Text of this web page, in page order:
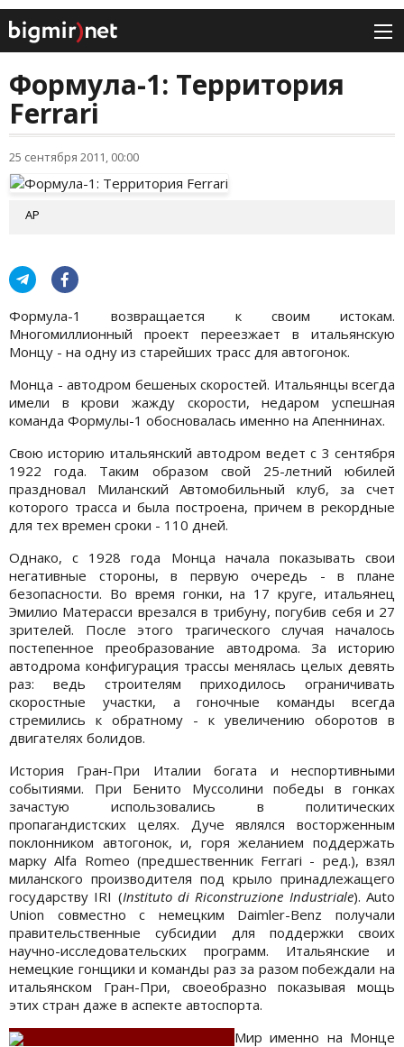
Формула-1: Территория
Ferrari
25 сентября 2011, 00:00
AP
Формула-1 возвращается к своим истокам.
Многомиллионный проект переезжает в итальянскую
Монцу - на одну из старейших трасс для автогонок.
Монца - автодром бешеных скоростей. Итальянцы всегда
имели в крови жажду скорости, недаром успешная
команда Формулы-1 обосновалась именно на Апеннинах.
Свою историю итальянский автодром ведет с 3 сентября
1922 года. Таким образом свой 25-летний юбилей
праздновал Миланский Автомобильный клуб, за счет
которого трасса и была построена, причем в рекордные
для тех времен сроки - 110 дней.
Однако, с 1928 года Монца начала показывать свои
негативные стороны, в первую очередь - в плане
безопасности. Во время гонки, на 17 круге, итальянец
Эмилио Матерасси врезался в трибуну, погубив себя и 27
зрителей. После этого трагического случая началось
постепенное преобразование автодрома. За историю
автодрома конфигурация трассы менялась целых девять
раз: ведь строителям приходилось ограничивать
скоростные участки, а гоночные команды всегда
стремились к обратному - к увеличению оборотов в
двигателях болидов.
История Гран-При Италии богата и неспортивными
событиями. При Бенито Муссолини победы в гонках
зачастую использовались в политических
пропагандистских целях. Дуче являлся восторженным
поклонником автогонок, и, горя желанием поддержать
марку Alfa Romeo (предшественник Ferrari - ред.), взял
миланского производителя под крыло принадлежащего
государству IRI (Instituto di Riconstruzione Industriale). Auto
Union совместно с немецким Daimler-Benz получали
правительственные субсидии для поддержки своих
научно-исследовательских программ. Итальянские и
немецкие гонщики и команды раз за разом побеждали на
итальянском Гран-При, своеобразно показывая мощь
этих стран даже в аспекте автоспорта.
Мир именно на Монце